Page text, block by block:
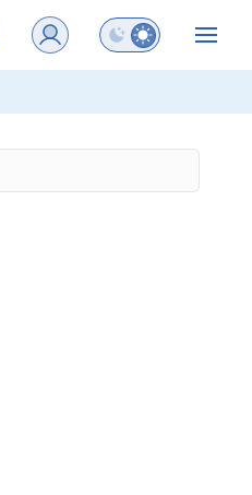
Preklopi barvni